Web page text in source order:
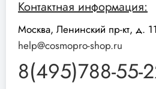
Контактная информация:
Москва, Ленинский пр-кт, д.
help@cosmopro-shop.ru
8(495)788-55-